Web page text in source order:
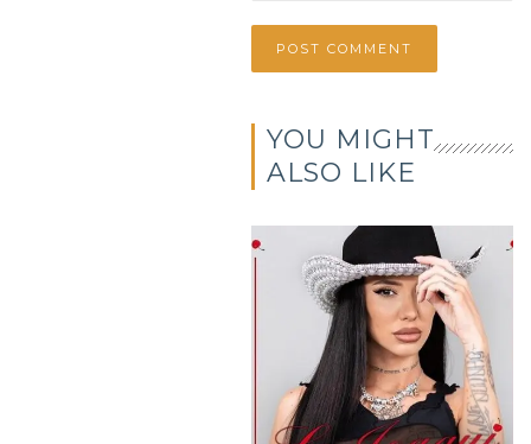
YOU MIGHT
ALSO LIKE